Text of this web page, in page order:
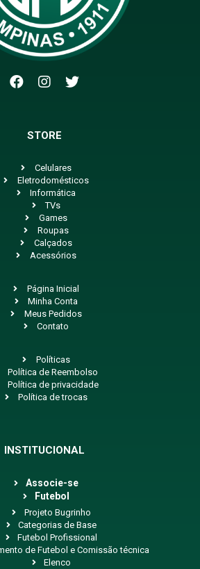
STORE
Celulares
Eletrodomésticos
Informática
TVs
Games
Roupas
Calçados
Acessórios
Página Inicial
Minha Conta
Meus Pedidos
Contato
Políticas
Política de Reembolso
Política de privacidade
Política de trocas
INSTITUCIONAL
Associe-se
Futebol
Projeto Bugrinho
Categorias de Base
Futebol Profissional
de Futebol e Comissão técnica
Elenco